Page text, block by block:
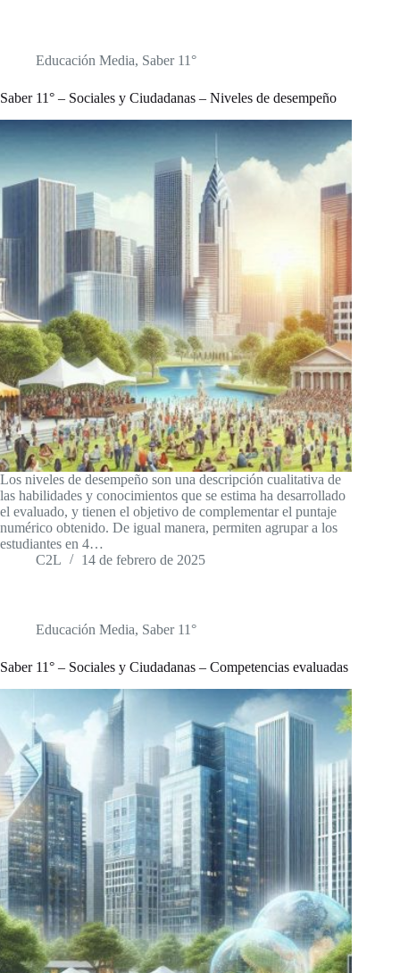
Educación Media, Saber 11°
Saber 11° – Sociales y Ciudadanas – Niveles de desempeño
Los niveles de desempeño son una descripción cualitativa de
las habilidades y conocimientos que se estima ha desarrollado
el evaluado, y tienen el objetivo de complementar el puntaje
numérico obtenido. De igual manera, permiten agrupar a los
estudiantes en 4…
C2L
14 de febrero de 2025
Educación Media, Saber 11°
Saber 11° – Sociales y Ciudadanas – Competencias evaluadas